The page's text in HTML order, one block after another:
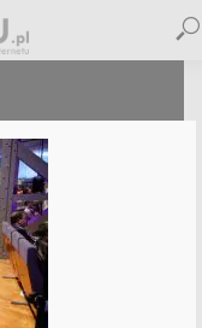
1 minut czytania